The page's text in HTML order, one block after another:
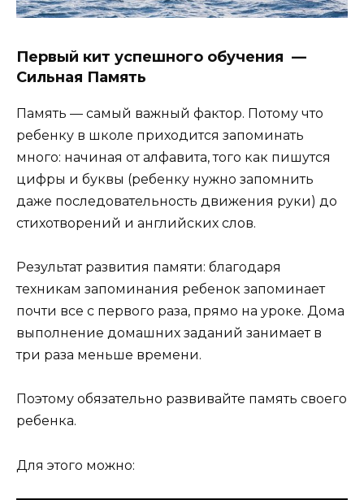
Первый кит успешного обучения —
Сильная Память
Память — самый важный фактор. Потому что
ребенку в школе приходится запоминать
много: начиная от алфавита, того как пишутся
цифры и буквы (ребенку нужно запомнить
даже последовательность движения руки) до
стихотворений и английских слов.
Результат развития памяти: благодаря
техникам запоминания ребенок запоминает
почти все с первого раза, прямо на уроке. Дома
выполнение домашних заданий занимает в
три раза меньше времени.
Поэтому обязательно развивайте память своего
ребенка.
Для этого можно: